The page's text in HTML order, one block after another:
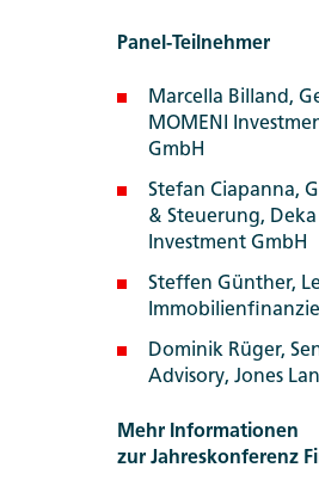
Panel-Teilnehmer
Marcella Billand,
MOMENI
GmbH
Stefan Ciapanna,
& Steuerung,
Investment GmbH
Steffen Günther,
Dominik Rüger,
Advisory, Jones
Mehr Informationen
zur Jahreskonferenz